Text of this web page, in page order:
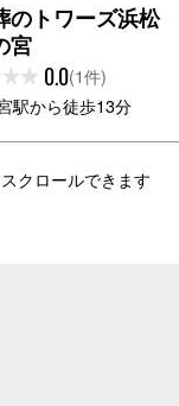
のトワーズ浜松
宮
0.0(1件)
駅から徒歩13分
クロールできます